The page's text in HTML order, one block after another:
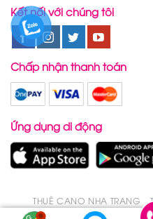
Kết nối với chúng tôi
Chấp nhận thanh toán
Ứng dụng di động
THUÊ CANO NHA TRANG
TOUR NHA TRANG